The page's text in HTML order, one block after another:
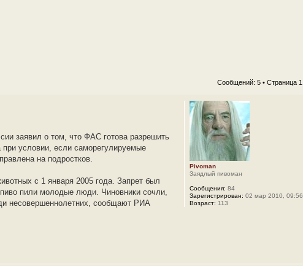
Сообщений: 5 • Страница 1
заявил о том, что ФАС готова разрешить
условии, если саморегулируемые
на подростков.
с 1 января 2005 года. Запрет был
пили молодые люди. Чиновники сочли,
несовершеннолетних, сообщают РИА
Pivoman
Заядлый пивоман
Сообщения: 84
Зарегистрирован: 02 мар 2010, 09:56
Возраст: 113